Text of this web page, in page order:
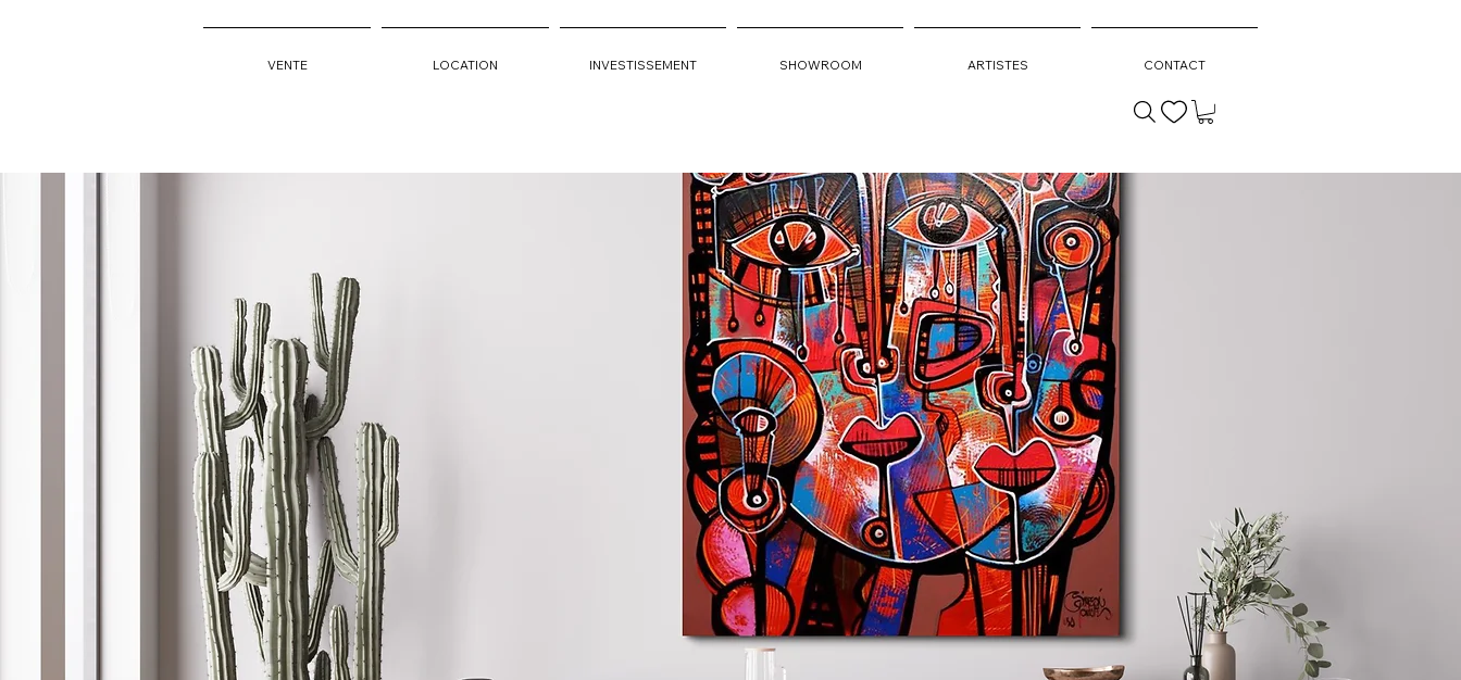
VENTE LOCATION INVESTISSEMENT SHOWROOM ARTISTES CONTACT